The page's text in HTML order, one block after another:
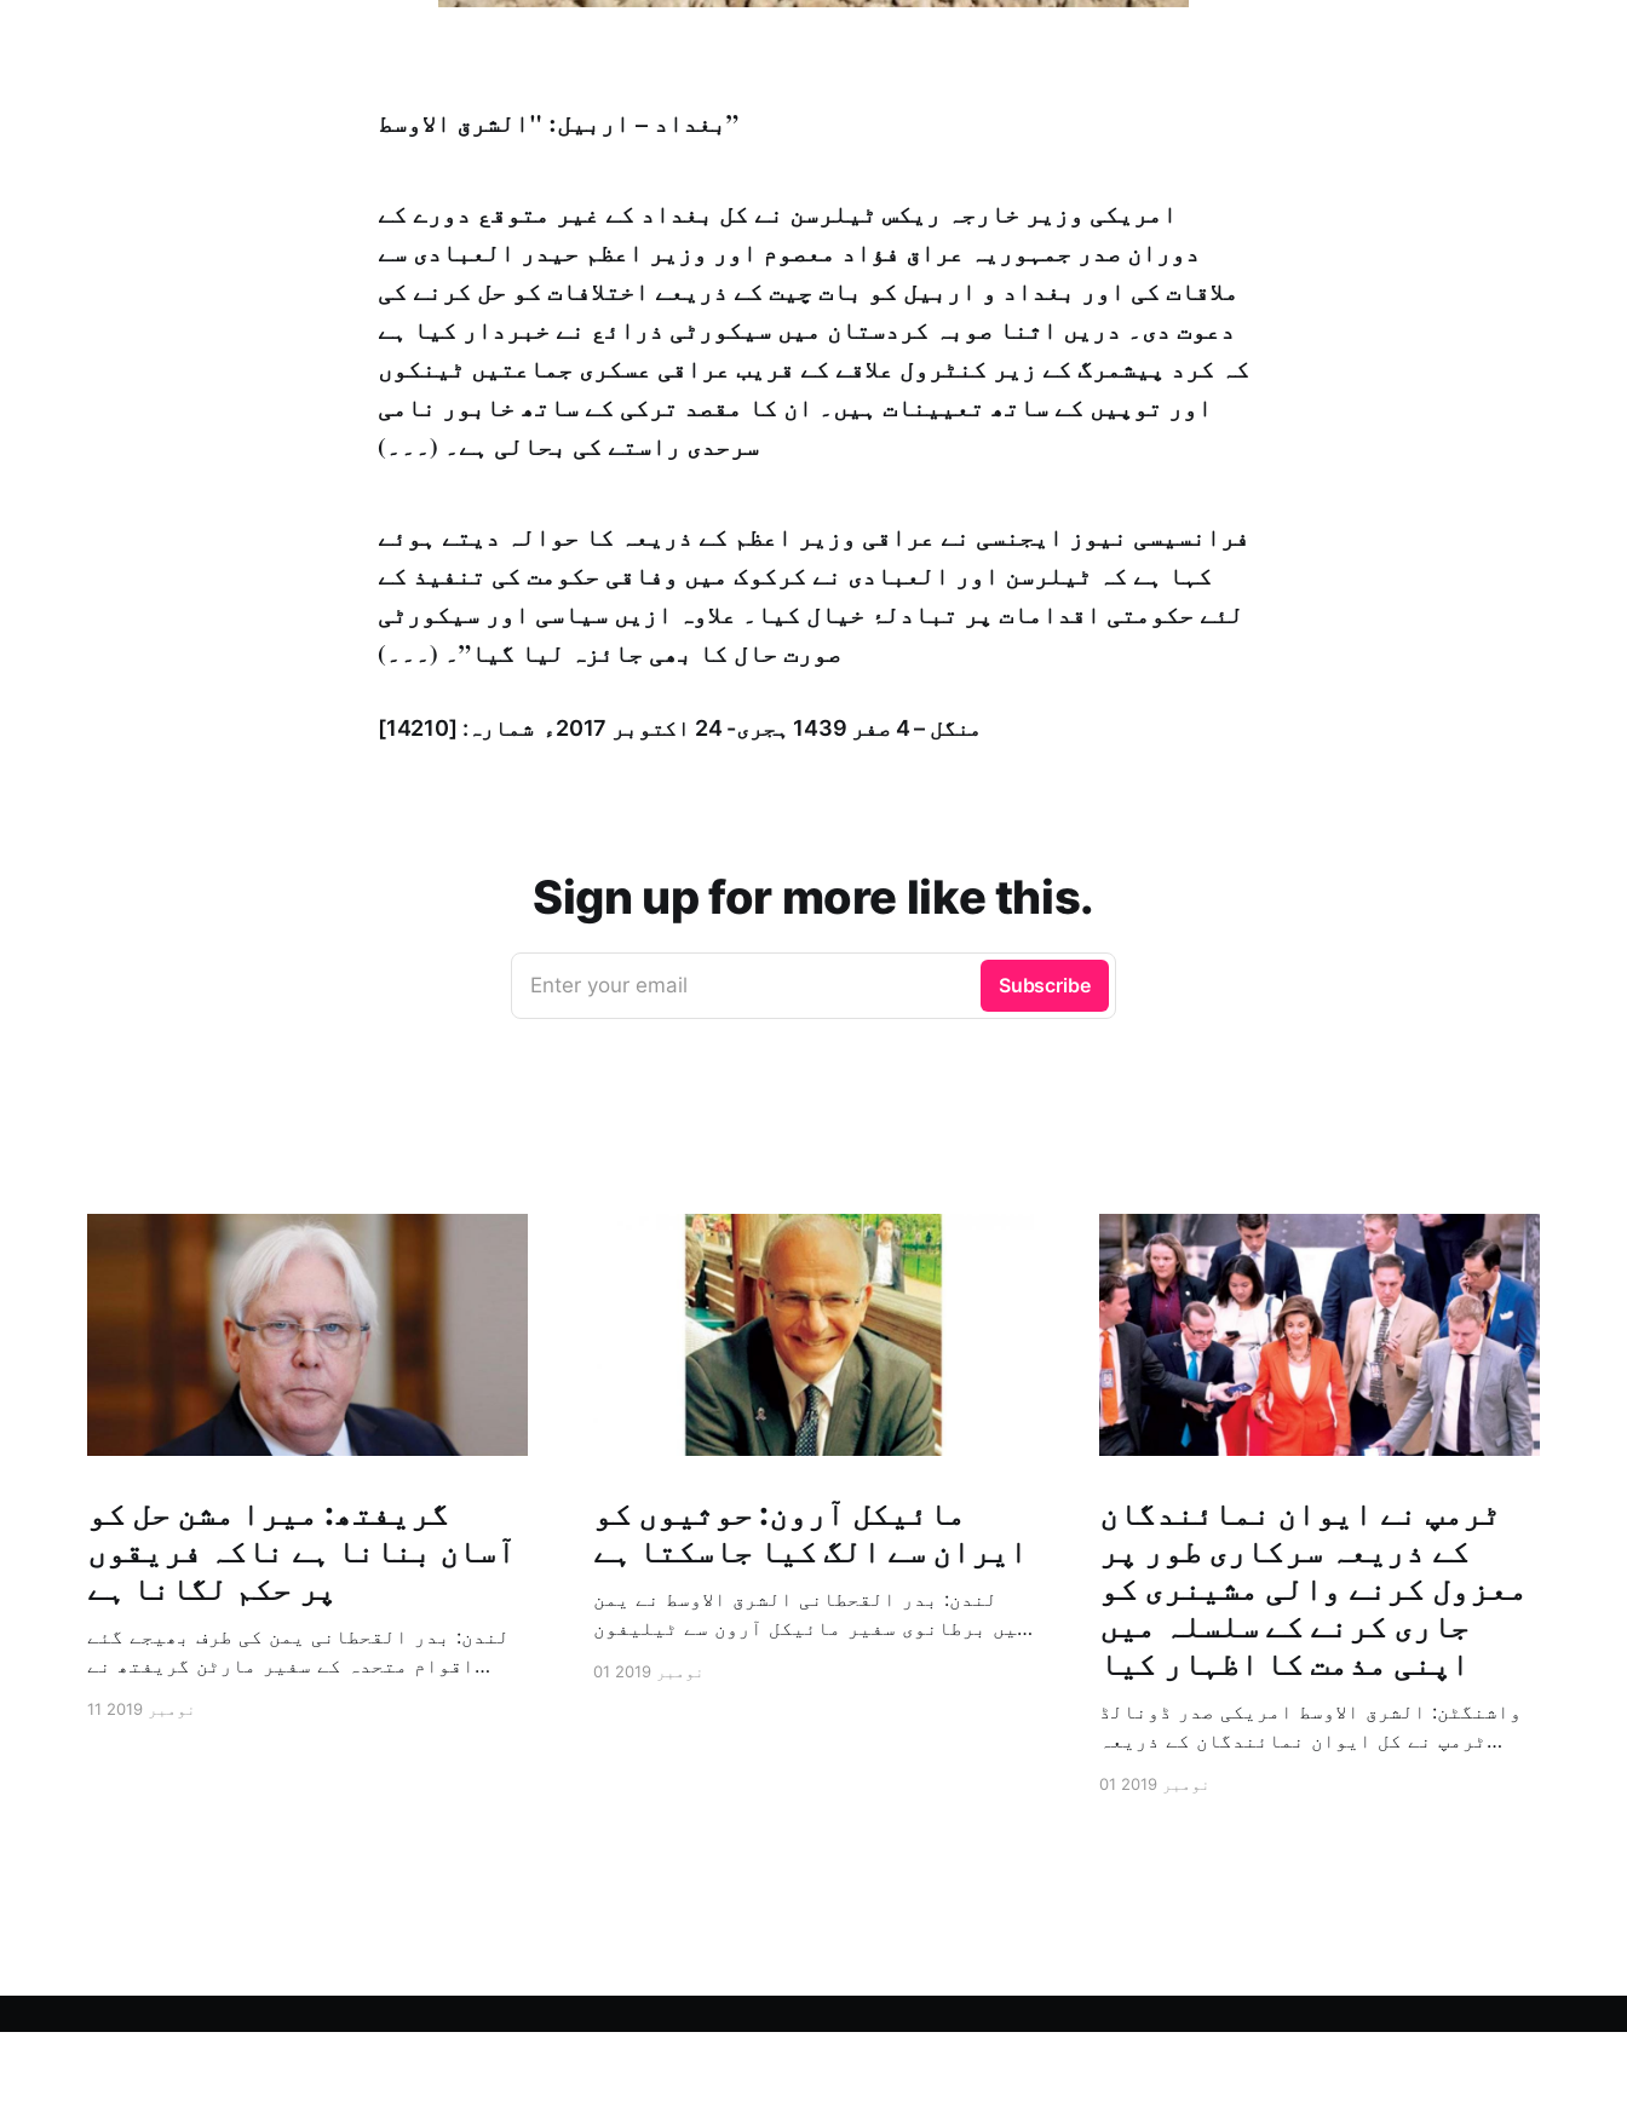
بغداد – اربيل: "الشرق الاوسط”
امریکی وزیر خارجہ ریکس ٹیلرسن نے کل بغداد کے غیر متوقع دورے کے
دوران صدر جمہوریہ عراق فؤاد معصوم اور وزیر اعظم حیدر العبادی سے
ملاقات کی اور بغداد و اربیل کو بات چیت کے ذریعے اختلافات کو حل کرنے کی
دعوت دی۔ دریں اثنا صوبہ کردستان میں سیکورٹی ذرائع نے خبردار کیا ہے
کہ کرد پیشمرگ کے زیر کنٹرول علاقے کے قریب عراقی عسکری جماعتیں ٹینکوں
اور توپیں کے ساتھ تعیینات ہیں۔ ان کا مقصد ترکی کے ساتھ خابور نامی
سرحدی راستے کی بحالی ہے۔ (۔۔۔)
فرانسیسی نیوز ایجنسی نے عراقی وزیر اعظم کے ذریعہ کا حوالہ دیتے ہوئے
کہا ہے کہ ٹیلرسن اور العبادی نے کرکوک میں وفاقی حکومت کی تنفیذ کے
لئے حکومتی اقدامات پر تبادلۂ خیال کیا۔ علاوہ ازیں سیاسی اور سیکورٹی
صورت حال کا بھی جائزہ لیا گیا”۔ (۔۔۔)
منگل – 4 صفر 1439 ہجری- 24 اكتوبر 2017ء شمارہ: [14210]
Sign up for more like this.
Enter your email Subscribe
گریفتھ: میرا مشن حل کو
آسان بنانا ہے ناکہ فریقوں
پر حکم لگانا ہے
لندن: بدر القحطانی یمن کی طرف بھیجے گئے
اقوام متحدہ کے سفیر مارٹن گریفتھ نے
خاتمہ کے لئے ثالثی اور اس کشمکش کی
11 نومبر 2019
مائیکل آرون: حوثیوں کو
ایران سے الگ کیا جاسکتا ہے
لندن: بدر القحطانی الشرق الاوسط نے یمن
میں برطانوی سفیر مائیکل آرون سے ٹیلیفون
کہ کیا ایران کو حوثیوں سے الگ کیا جاسکتا
01 نومبر 2019
ٹرمپ نے ایوان نمائندگان
کے ذریعہ سرکاری طور پر
معزول کرنے والی مشینری کو
جاری کرنے کے سلسلہ میں
اپنی مذمت کا اظہار کیا
واشنگٹن: الشرق الاوسط امریکی صدر ڈونالڈ
ٹرمپ نے کل ایوان نمائندگان کے ذریعہ
جاری کرنے کے سلسلہ میں اپنی مذمت کا
01 نومبر 2019